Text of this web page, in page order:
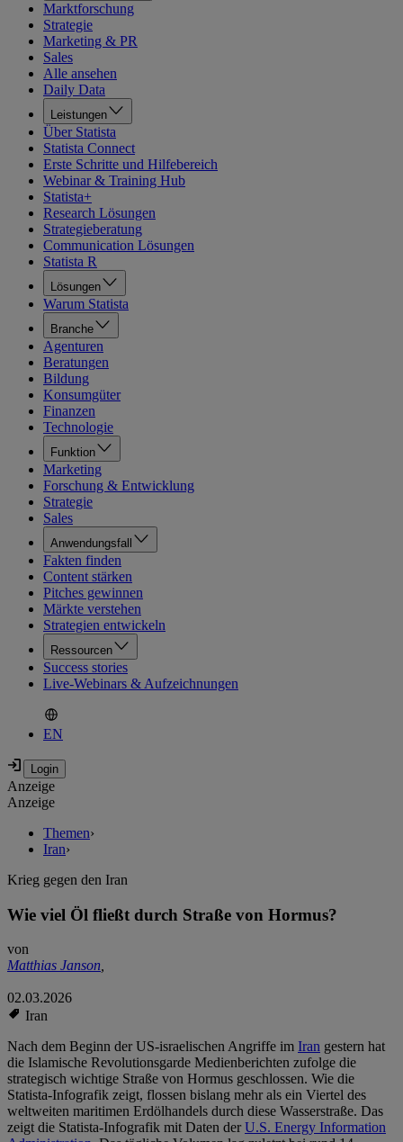
Marktforschung
Strategie
Marketing & PR
Sales
Alle ansehen
Daily Data
Leistungen
Über Statista
Statista Connect
Erste Schritte und Hilfebereich
Webinar & Training Hub
Statista+
Research Lösungen
Strategieberatung
Communication Lösungen
Statista R
Lösungen
Warum Statista
Branche
Agenturen
Beratungen
Bildung
Konsumgüter
Finanzen
Technologie
Funktion
Marketing
Forschung & Entwicklung
Strategie
Sales
Anwendungsfall
Fakten finden
Content stärken
Pitches gewinnen
Märkte verstehen
Strategien entwickeln
Ressourcen
Success stories
Live-Webinars & Aufzeichnungen
EN
Anzeige
Anzeige
Themen›
Iran›
Krieg gegen den Iran
Wie viel Öl fließt durch Straße von Hormus?
von
Matthias Janson,
02.03.2026
Iran
Nach dem Beginn der US-israelischen Angriffe im Iran gestern hat
die Islamische Revolutionsgarde Medienberichten zufolge die
strategisch wichtige Straße von Hormus geschlossen. Wie die
Statista-Infografik zeigt, flossen bislang mehr als ein Viertel des
weltweiten maritimen Erdölhandels durch diese Wasserstraße. Das
zeigt die Statista-Infografik mit Daten derU.S. Energy Information